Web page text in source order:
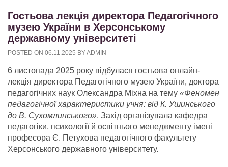
Гостьова лекція директора Педагогічного
музею України в Херсонському
державному університеті
POSTED ON 06.11.2025 BYADMIN
6 листопада 2025 року відбулася гостьова онлайн-
лекція директора Педагогічного музею України, доктора
педагогічних наук Олександра Міхна на тему «Феномен
педагогічної характеристики учня: від К. Ушинського
до В. Сухомлинського». Захід організувала кафедра
педагогіки, психології й освітнього менеджменту імені
професора Є. Петухова педагогічного факультету
Херсонського державного університету.